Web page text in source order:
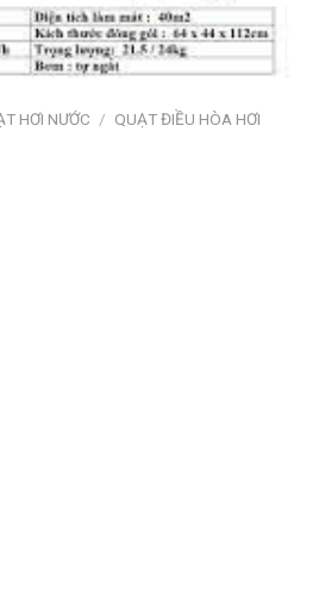
HƠI NƯỚC / QUẠT ĐIỀU HÒA HƠI